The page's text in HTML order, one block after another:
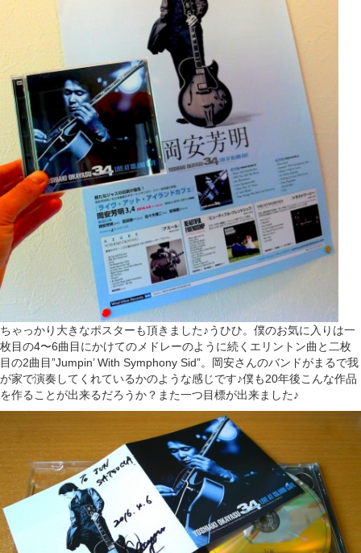
ちゃっかり大きなポスターも頂きました♪うひひ。僕のお気に入りは一
枚目の4〜6曲目にかけてのメドレーのように続くエリントン曲と二枚
目の2曲目”Jumpin’ With Symphony Sid”。岡安さんのバンドがまるで我
が家で演奏してくれているかのような感じです♪僕も20年後こんな作品
を作ることが出来るだろうか？また一つ目標が出来ました♪